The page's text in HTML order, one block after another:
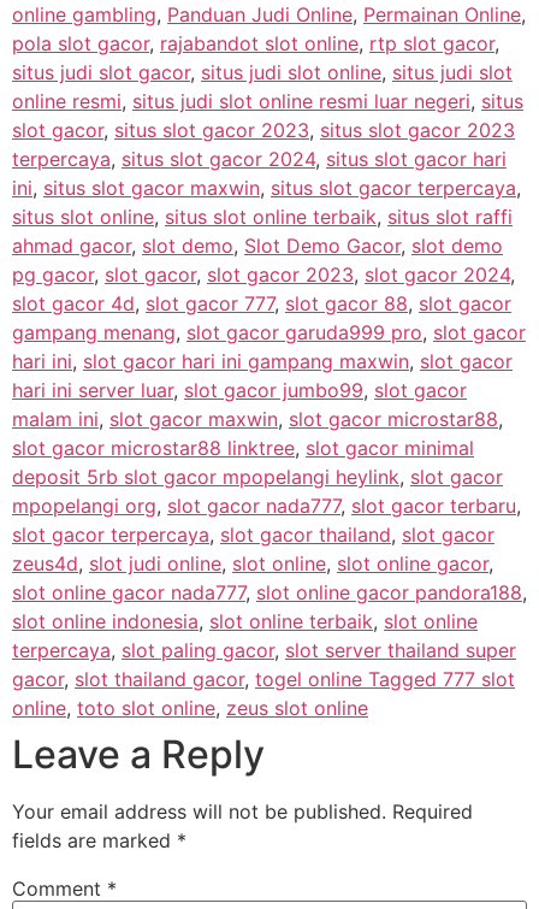
online gambling, Panduan Judi Online, Permainan Online,
pola slot gacor, rajabandot slot online, rtp slot gacor,
situs judi slot gacor, situs judi slot online, situs judi slot
online resmi, situs judi slot online resmi luar negeri, situs
slot gacor, situs slot gacor 2023, situs slot gacor 2023
terpercaya, situs slot gacor 2024, situs slot gacor hari
ini, situs slot gacor maxwin, situs slot gacor terpercaya,
situs slot online, situs slot online terbaik, situs slot raffi
ahmad gacor, slot demo, Slot Demo Gacor, slot demo
pg gacor, slot gacor, slot gacor 2023, slot gacor 2024,
slot gacor 4d, slot gacor 777, slot gacor 88, slot gacor
gampang menang, slot gacor garuda999 pro, slot gacor
hari ini, slot gacor hari ini gampang maxwin, slot gacor
hari ini server luar, slot gacor jumbo99, slot gacor
malam ini, slot gacor maxwin, slot gacor microstar88,
slot gacor microstar88 linktree, slot gacor minimal
deposit 5rb slot gacor mpopelangi heylink, slot gacor
mpopelangi org, slot gacor nada777, slot gacor terbaru,
slot gacor terpercaya, slot gacor thailand, slot gacor
zeus4d, slot judi online, slot online, slot online gacor,
slot online gacor nada777, slot online gacor pandora188,
slot online indonesia, slot online terbaik, slot online
terpercaya, slot paling gacor, slot server thailand super
gacor, slot thailand gacor, togel online Tagged 777 slot
online, toto slot online, zeus slot online
Leave a Reply
Your email address will not be published. Required
fields are marked *
Comment *